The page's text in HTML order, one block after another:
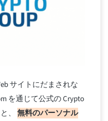
サイトにだまされな
を通じて公式の Crypto
、 無料のパーソナル